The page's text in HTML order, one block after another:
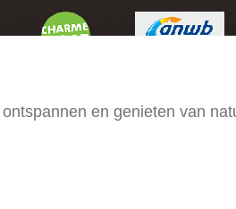
en genieten van